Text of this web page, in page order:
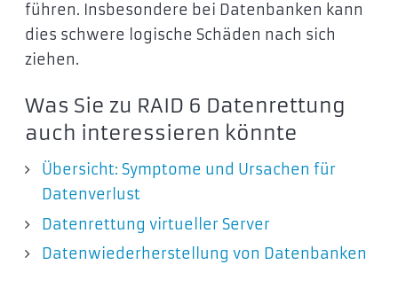
führen. Insbesondere bei Datenbanken kann
dies schwere logische Schäden nach sich
ziehen.
Was Sie zu RAID 6 Datenrettung
auch interessieren könnte
Übersicht: Symptome und Ursachen für
Datenverlust
Datenrettung virtueller Server
Datenwiederherstellung von Datenbanken